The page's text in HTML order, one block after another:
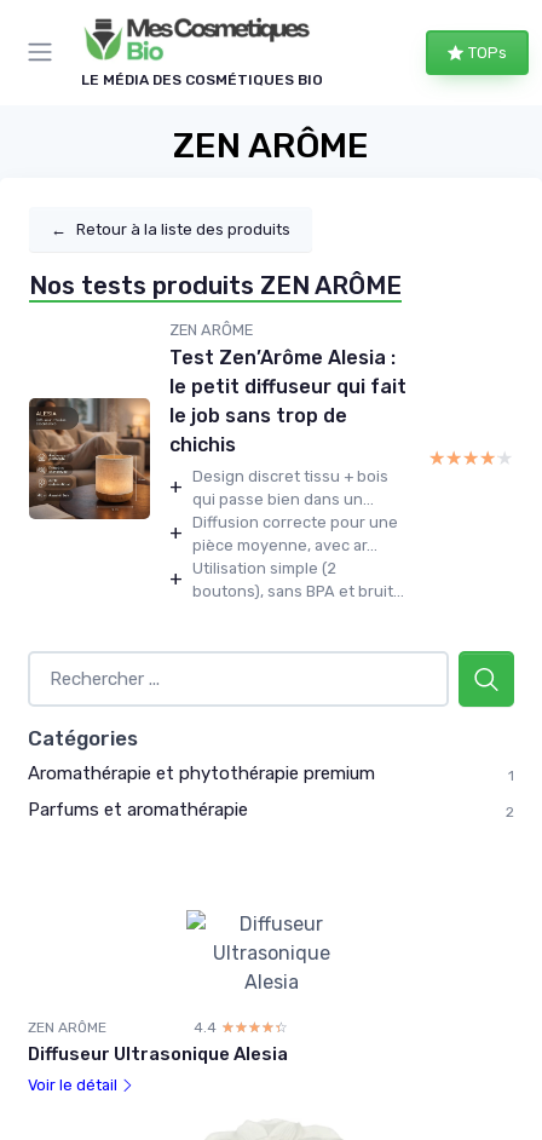
LE MÉDIA DES COSMÉTIQUES BIO
TOPs
ZEN ARÔME
← Retour à la liste des produits
Nos tests produits ZEN ARÔME
ZEN ARÔME
Test Zen’Arôme Alesia :
le petit diffuseur qui fait
le job sans trop de
chichis
+ Design discret tissu + bois
qui passe bien dans un...
+ Diffusion correcte pour une
pièce moyenne, avec ar...
+ Utilisation simple (2
boutons), sans BPA et bruit...
★★★★★
★★★★★
Catégories
Aromathérapie et phytothérapie premium 1
Parfums et aromathérapie 2
ZEN ARÔME 4.4 ☆☆☆☆☆
★★★★★
Diffuseur Ultrasonique Alesia
Voir le détail
Panneau de gestion des cookies